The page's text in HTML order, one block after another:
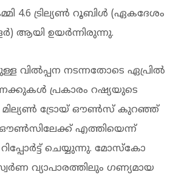
4.6 ട്രില്യൺ റൂബിൾ (ഏകദേശം
ആയി ഉയർന്നിരുന്നു.
വില്‍പ്പന നടന്നതോടെ ഏപ്രിൽ
പ്രകാരം റഷ്യയുടെ
മില്യൺ ട്രോയ് ഔണ്‍സ് കുറഞ്ഞ്
ഔണ്‍സിലേക്ക് എത്തിയെന്ന്
ചെയ്യുന്നു. മോസ്കോ
വ്യാപാരത്തിലും ഗണ്യമായ